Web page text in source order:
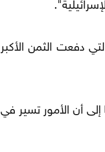
دفعت الثمن الأكبر
إلى أن الأمور تسير في